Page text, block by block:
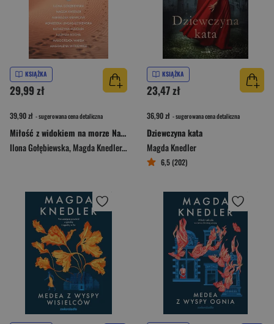
KSIĄŻKA
29,99 zł
39,90 zł - sugerowana cena detaliczna
Miłość z widokiem na morze Najpiękniejsze opowieści
Ilona Gołębiewska,Magda Knedler,Agnieszka Krawczyk,Agnieszka Lingas-
KSIĄŻKA
23,47 zł
36,90 zł - sugerowana cena detaliczna
Dziewczyna kata
Magda Knedler
6,5 (202)